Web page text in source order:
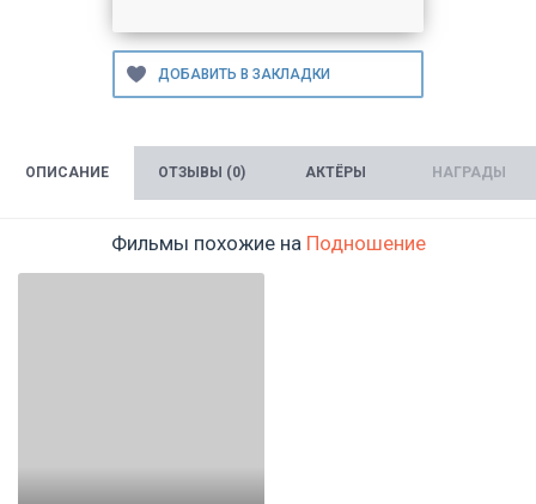
ОПИСАНИЕ ОТЗЫВЫ (0) АКТЁРЫ НАГРАДЫ
Фильмы похожие на Подношение